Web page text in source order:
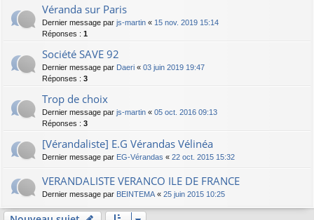
Véranda sur Paris
Dernier message par js-martin « 15 nov. 2019 15:14
Réponses : 1
Société SAVE 92
Dernier message par Daeri « 03 juin 2019 19:47
Réponses : 3
Trop de choix
Dernier message par js-martin « 05 oct. 2016 09:13
Réponses : 3
[Vérandaliste] E.G Vérandas Vélinéa
Dernier message par EG-Vérandas « 22 oct. 2015 15:32
VERANDALISTE VERANCO ILE DE FRANCE
Dernier message par BEINTEMA « 25 juin 2015 10:25